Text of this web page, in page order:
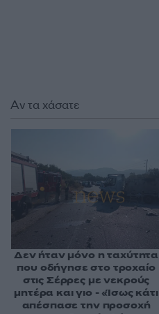
Αν τα χάσατε
Δεν ήταν μόνο η ταχύτητα
που οδήγησε στο τροχαίο
στις Σέρρες με νεκρούς
μητέρα και γιο - «Ίσως κάτι
απέσπασε την προσοχή